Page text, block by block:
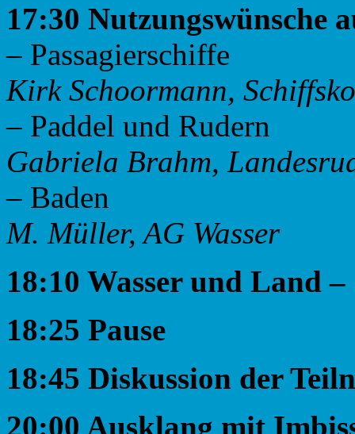
17:30 Nutzungswünsche
– Passagierschiffe
Kirk Schoormann,
– Paddel und Rudern
Gabriela Brahm,
– Baden
M. Müller, AG Wasser
18:10 Wasser und Land
18:25 Pause
18:45 Diskussion der
20:00 Ausklang mit